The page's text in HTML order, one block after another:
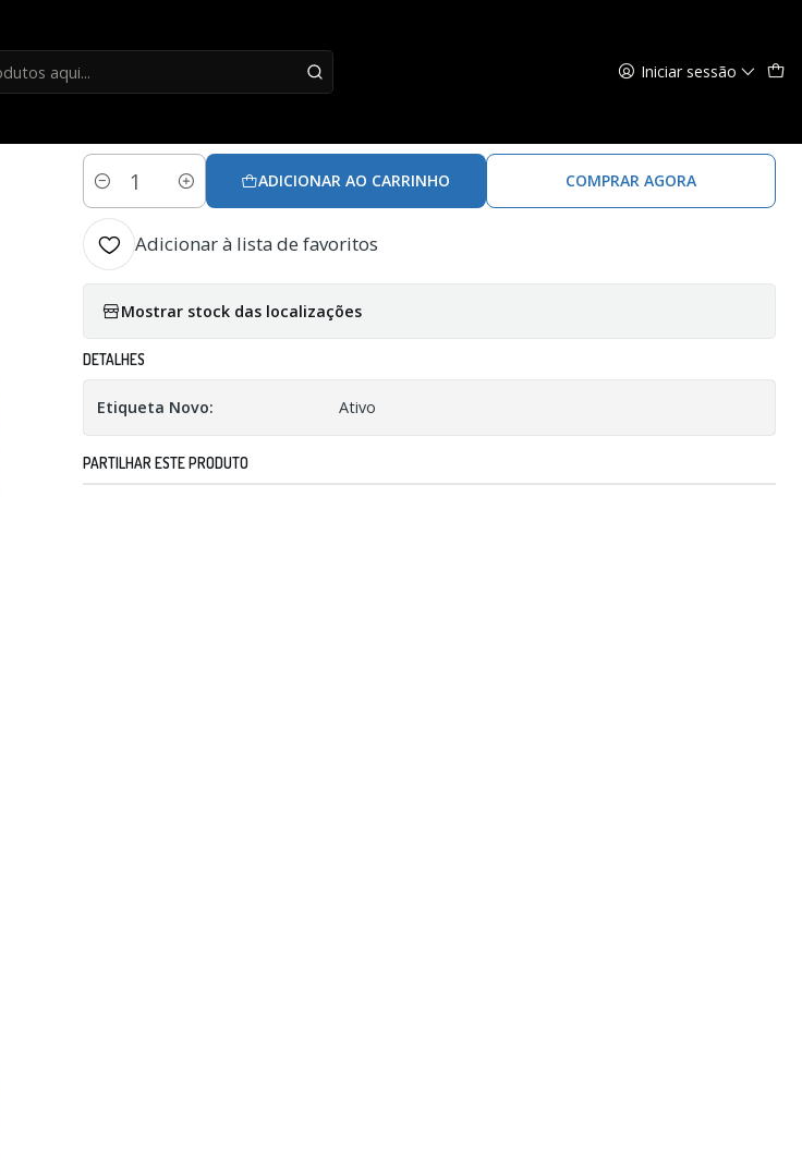
Iniciar sessão
|
Quantidade
ADICIONAR AO CARRINHO COMPRAR AGORA
Adicionar à lista de favoritos
Mostrar stock das localizações
DETALHES
Etiqueta Novo: Ativo
PARTILHAR ESTE PRODUTO